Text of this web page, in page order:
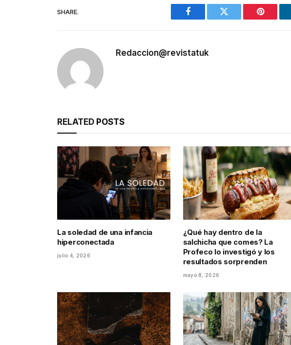
SHARE.
Facebook Twitter Pinterest
Redaccion@revistatuk
RELATED POSTS
La soledad de una infancia
hiperconectada
julio 4, 2026
¿Qué hay dentro de la
salchicha que comes? La
Profeco lo investigó y los
resultados sorprenden
mayo 8, 2026